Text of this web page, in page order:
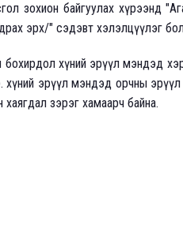
зохион байгуулах хүрээнд
эрх/" сэдэвт хэлэлцүүлэг
хүний эрүүл мэндэд
эрүүл мэндэд орчны эрүүл
хаягдал зэрэг хамаарч байна.